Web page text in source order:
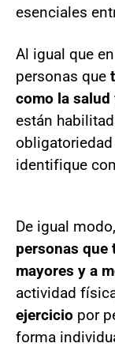
esenciales
Al igual que
personas que
como la
están
identifique
De igual modo,
personas que
mayores y a
actividad
ejercicio por
forma